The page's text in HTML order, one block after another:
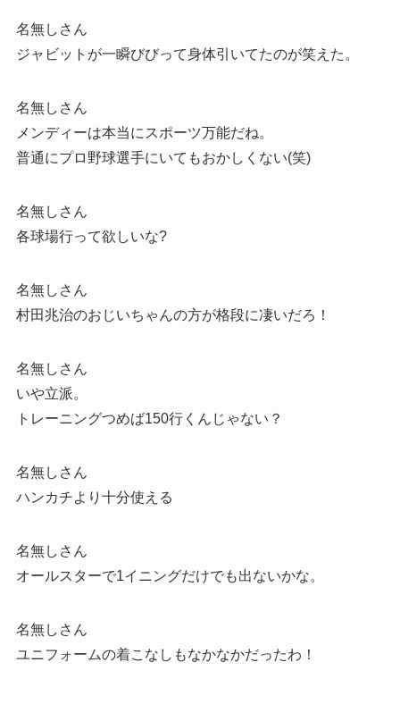
名無しさん
ジャビットが一瞬びびって身体引いてたのが笑えた。
名無しさん
メンディーは本当にスポーツ万能だね。
普通にプロ野球選手にいてもおかしくない(笑)
名無しさん
各球場行って欲しいな?
名無しさん
村田兆治のおじいちゃんの方が格段に凄いだろ！
名無しさん
いや立派。
トレーニングつめば150行くんじゃない？
名無しさん
ハンカチより十分使える
名無しさん
オールスターで1イニングだけでも出ないかな。
名無しさん
ユニフォームの着こなしもなかなかだったわ！